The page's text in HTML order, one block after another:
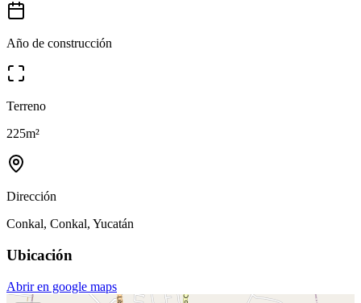
Año de construcción
Terreno
225m²
Dirección
Conkal, Conkal, Yucatán
Ubicación
Abrir en google maps